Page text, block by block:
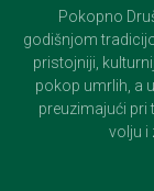
Pokopno
godišnjom
pristojniji,
pokop umrlih, a
preuzimajući pri
volju i